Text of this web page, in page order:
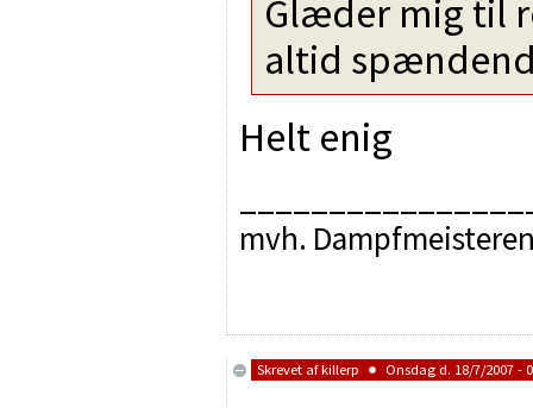
Glæder mig til
altid
Helt enig
mvh.
Skrevet afkillerp Onsdag d. 18/7/2007 -